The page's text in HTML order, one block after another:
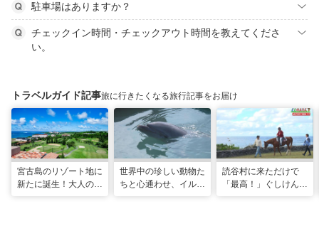
駐車場はありますか？
チェックイン時間・チェックアウト時間を教えてくださ
い。
トラベルガイド記事旅に行きたくなる旅行記事をお届け
宮古島のリゾート地に
新たに誕生！大人の特
世界中の珍しい動物た
ちと心通わせ、イルカ
読谷村に来ただけで
「最高！」ぐしけんさ